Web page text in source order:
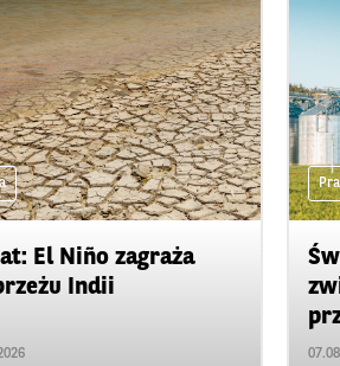
El Niño zagraża
Indii